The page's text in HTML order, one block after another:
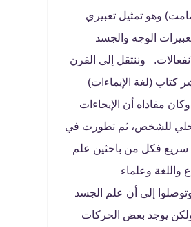
وهو تمثيل تعبيري
الوجه والجسد
وننتقل إلى القرن
كتاب (لغة الإيماءات)
مفاداه أن الإيحاءات
للشخص، ثم تطورت في
سريع فكل من باحثين علم
واللغة وعلماء
وتوصلوا إلى أن علم الجسد
يوجد بعض الحركات